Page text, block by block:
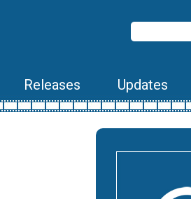
Releases Updates